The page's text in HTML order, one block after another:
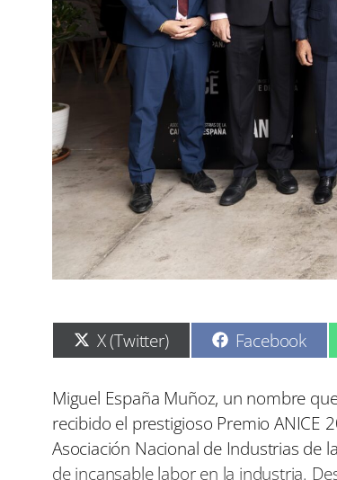
C
o
p
a
r
t
i
X (Twitter) C
o
p
a
r
t
i
Facebook
Miguel España Muñoz, un nombre
recibido el prestigioso Premio ANICE
Asociación Nacional de Industrias de
de incansable labor en la industria.